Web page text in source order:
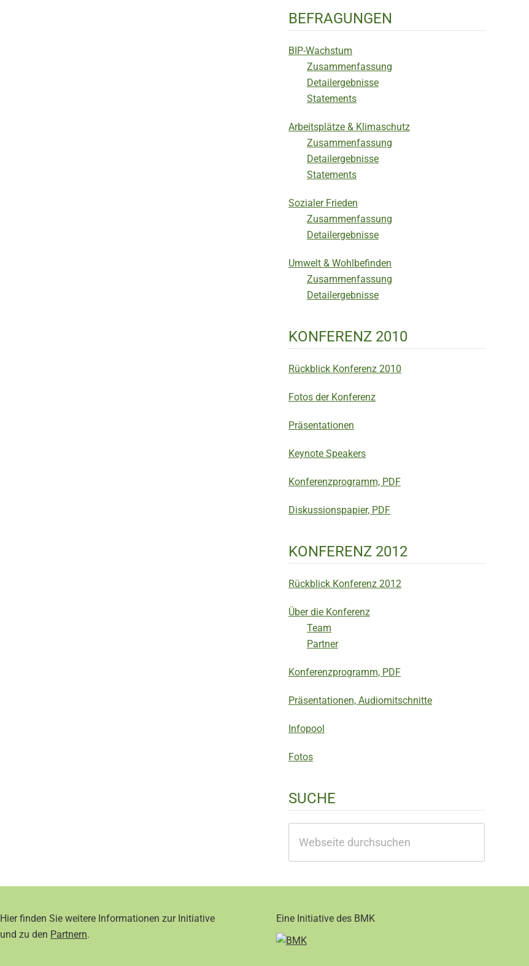
BEFRAGUNGEN
BIP-Wachstum
Zusammenfassung
Detailergebnisse
Statements
Arbeitsplätze & Klimaschutz
Zusammenfassung
Detailergebnisse
Statements
Sozialer Frieden
Zusammenfassung
Detailergebnisse
Umwelt & Wohlbefinden
Zusammenfassung
Detailergebnisse
KONFERENZ 2010
Rückblick Konferenz 2010
Fotos der Konferenz
Präsentationen
Keynote Speakers
Konferenzprogramm, PDF
Diskussionspapier, PDF
KONFERENZ 2012
Rückblick Konferenz 2012
Über die Konferenz
Team
Partner
Konferenzprogramm, PDF
Präsentationen, Audiomitschnitte
Infopool
Fotos
SUCHE
durchsuchen
Hier finden Sie weitere Informationen zur Initiative
und zu den Partnern.
Eine Initiative des BMK